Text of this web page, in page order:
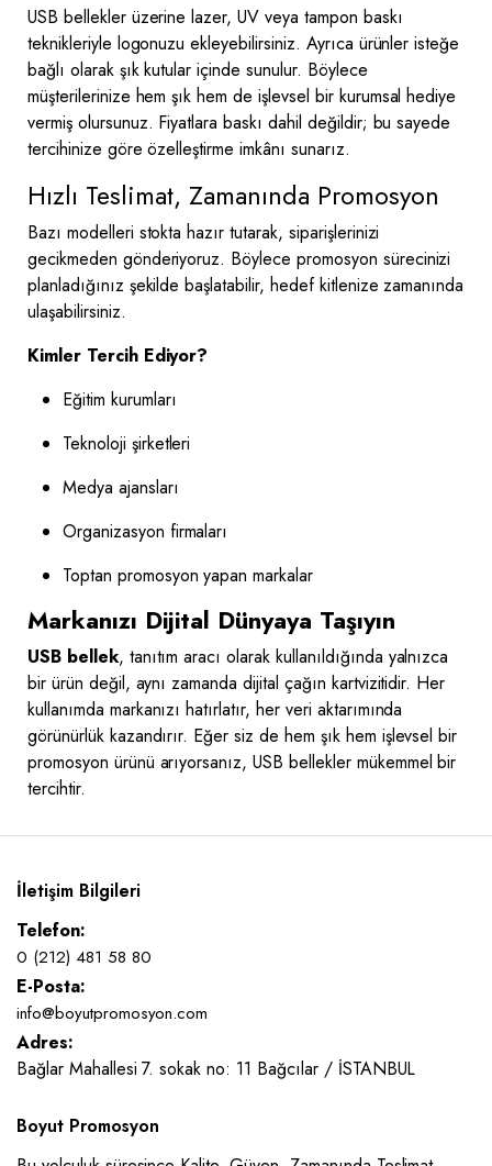
USB bellekler üzerine lazer, UV veya tampon baskı
teknikleriyle logonuzu ekleyebilirsiniz. Ayrıca ürünler isteğe
bağlı olarak şık kutular içinde sunulur. Böylece
müşterilerinize hem şık hem de işlevsel bir kurumsal hediye
vermiş olursunuz. Fiyatlara baskı dahil değildir; bu sayede
tercihinize göre özelleştirme imkânı sunarız.
Hızlı Teslimat, Zamanında Promosyon
Bazı modelleri stokta hazır tutarak, siparişlerinizi
gecikmeden gönderiyoruz. Böylece promosyon sürecinizi
planladığınız şekilde başlatabilir, hedef kitlenize zamanında
ulaşabilirsiniz.
Kimler Tercih Ediyor?
Eğitim kurumları
Teknoloji şirketleri
Medya ajansları
Organizasyon firmaları
Toptan promosyon yapan markalar
Markanızı Dijital Dünyaya Taşıyın
USB bellek, tanıtım aracı olarak kullanıldığında yalnızca
bir ürün değil, aynı zamanda dijital çağın kartvizitidir. Her
kullanımda markanızı hatırlatır, her veri aktarımında
görünürlük kazandırır. Eğer siz de hem şık hem işlevsel bir
promosyon ürünü arıyorsanız, USB bellekler mükemmel bir
tercihtir.
İletişim Bilgileri
Telefon:
0 (212) 481 58 80
E-Posta:
info@boyutpromosyon.com
Adres:
Bağlar Mahallesi 7. sokak no: 11 Bağcılar / İSTANBUL
Boyut Promosyon